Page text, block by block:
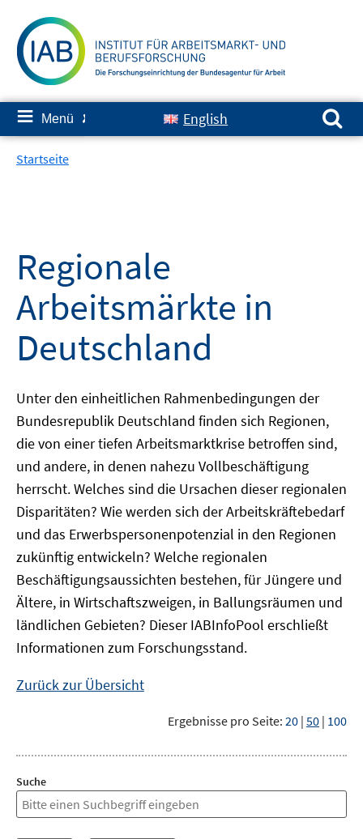
zum
Inhalt
≡ Menü ✘ English
Suchen nach:
Startseite
Regionale
Arbeitsmärkte in
Deutschland
Unter den einheitlichen Rahmenbedingungen der
Bundesrepublik Deutschland finden sich Regionen,
die von einer tiefen Arbeitsmarktkrise betroffen sind,
und andere, in denen nahezu Vollbeschäftigung
herrscht. Welches sind die Ursachen dieser regionalen
Disparitäten? Wie werden sich der Arbeitskräftebedarf
und das Erwerbspersonenpotenzial in den Regionen
zukünftig entwickeln? Welche regionalen
Beschäftigungsaussichten bestehen, für Jüngere und
Ältere, in Wirtschaftszweigen, in Ballungsräumen und
ländlichen Gebieten? DieserIABInfoPool erschließt
Informationen zum Forschungsstand.
Zurück zur Übersicht
Ergebnisse pro Seite: 20 | 50 | 100
Suche